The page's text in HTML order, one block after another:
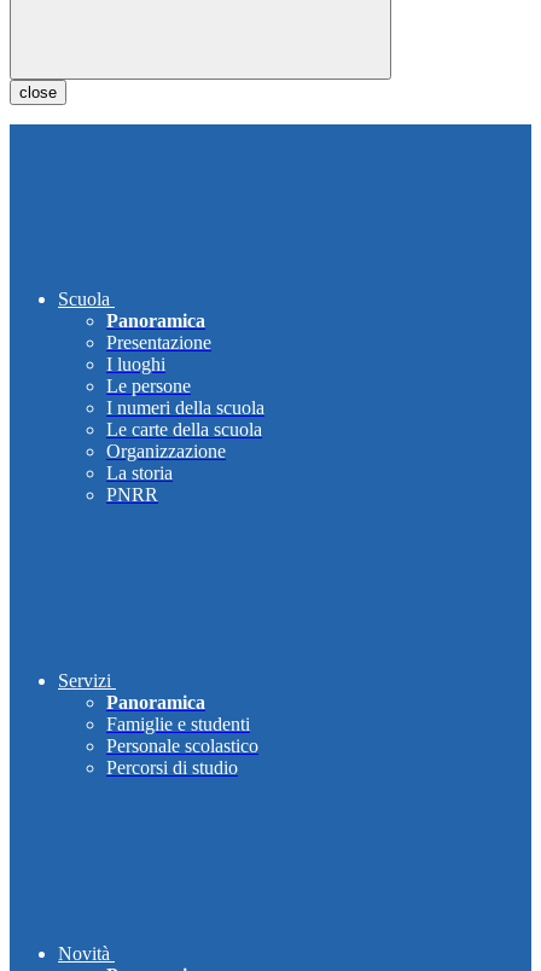
close
Scuola
Panoramica
Presentazione
I luoghi
Le persone
I numeri della scuola
Le carte della scuola
Organizzazione
La storia
PNRR
Servizi
Panoramica
Famiglie e studenti
Personale scolastico
Percorsi di studio
Novità